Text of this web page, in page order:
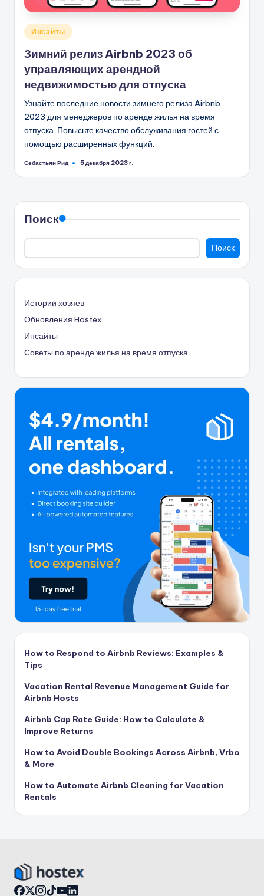
Опубликовано
Инсайты
Зимний релиз Airbnb 2023 об
управляющих арендной
недвижимостью для отпуска
Узнайте последние новости зимнего релиза Airbnb
2023 для менеджеров по аренде жилья на время
отпуска. Повысьте качество обслуживания гостей с
помощью расширенных функций.
Запись
Себастьян Рид 5 декабря 2023 г.
Поиск
Поиск
Истории хозяев
Обновления Hostex
Инсайты
Советы по аренде жилья на время отпуска
How to Respond to Airbnb Reviews: Examples &
Tips
Vacation Rental Revenue Management Guide for
Airbnb Hosts
Airbnb Cap Rate Guide: How to Calculate &
Improve Returns
How to Avoid Double Bookings Across Airbnb, Vrbo
& More
How to Automate Airbnb Cleaning for Vacation
Rentals